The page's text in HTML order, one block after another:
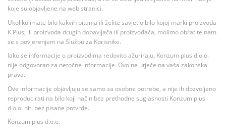
koje su objavljene na web stranici.
Ukoliko imate bilo kakvih pitanja ili želite savjet o bilo kojoj marki proizvoda
K Plus, ili proizvoda drugih dobavljača ili proizvođača, molimo obratite nam
se s povjerenjem na Službu za Korisnike.
Iako se informacije o proizvodima redovito ažuriraju, Konzum plus d.o.o.
nije odgovoran za netočne informacije. Ovo ne utječe na vaša zakonska
prava.
Ove informacije objavljuju se samo za osobne potrebe, a nije ih dozvoljeno
reproducirati na bilo koji način bez prethodne suglasnosti Konzum plus
d.o.o. niti bez pisane potvrde.
Konzum plus d.o.o.